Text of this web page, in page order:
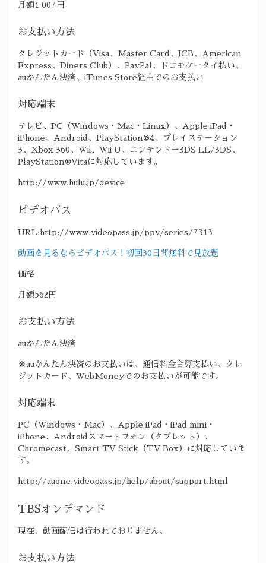
月額1,007円
お支払い方法
クレジットカード（Visa、Master Card、JCB、American
Express、Diners Club）、PayPal、ドコモケータイ払い、
auかんたん決済、iTunes Store経由でのお支払い
対応端末
テレビ、PC（Windows・Mac・Linux）、Apple iPad・
iPhone、Android、PlayStation®4、プレイステーション
3、Xbox 360、Wii、Wii U、ニンテンドー3DS LL/3DS、
PlayStation®Vitaに対応しています。
http://www.hulu.jp/device
ビデオパス
URL:http://www.videopass.jp/ppv/series/7313
動画を見るならビデオパス！初回30日間無料で見放題
価格
月額562円
お支払い方法
auかんたん決済
※auかんたん決済のお支払いは、通信料金合算支払い、クレ
ジットカード、WebMoneyでのお支払いが可能です。
対応端末
PC（Windows・Mac）、Apple iPad・iPad mini・
iPhone、Androidスマートフォン（タブレット）、
Chromecast、Smart TV Stick（TV Box）に対応していま
す。
http://auone.videopass.jp/help/about/support.html
TBSオンデマンド
現在、動画配信は行われておりません。
お支払い方法